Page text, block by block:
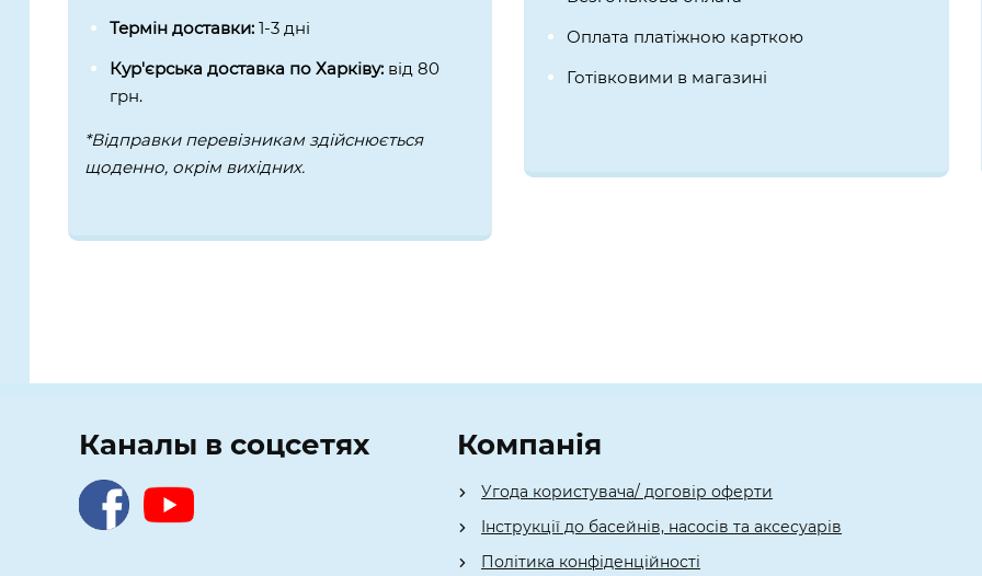
Термін доставки:1-3 дні
Кур'єрська доставка по Харківу: від 80
грн.
*Відправки перевізникам здійснюється
щоденно, окрім вихідних.
Оплата платіжною карткою
Готівковими в магазині
Каналы в соцсетях Компанія
Угода користувача/ договір оферти
Інструкції до басейнів, насосів та аксесуарів
Політика конфіденційності